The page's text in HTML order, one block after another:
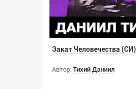
Закат Человечества (СИ)
Автор: Тихий Даниил